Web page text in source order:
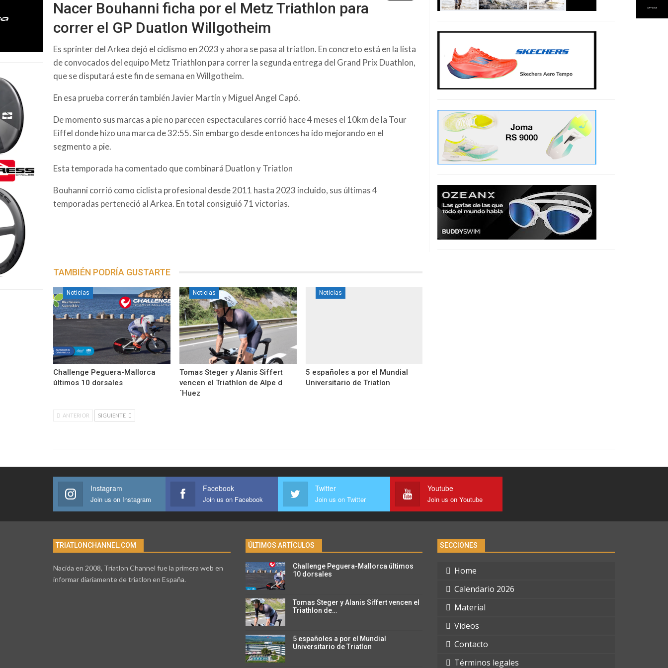
Nacer Bouhanni ficha por el Metz Triathlon para
correr el GP Duatlon Willgotheim
Es sprinter del Arkea dejó el ciclismo en 2023 y ahora se pasa al triatlon. En concreto está en la lista
de convocados del equipo Metz Triathlon para correr la segunda entrega del Grand Prix Duathlon,
que se disputará este fin de semana en Willgotheim.
En esa prueba correrán también Javier Martín y Miguel Angel Capó.
De momento sus marcas a pie no parecen espectaculares corrió hace 4 meses el 10km de la Tour
Eiffel donde hizo una marca de 32:55. Sin embargo desde entonces ha ido mejorando en el
segmento a pie.
Esta temporada ha comentado que combinará Duatlon y Triatlon
Bouhanni corrió como ciclista profesional desde 2011 hasta 2023 incluido, sus últimas 4
temporadas perteneció al Arkea. En total consiguió 71 victorias.
TAMBIÉN PODRÍA GUSTARTE
Noticias
Challenge Peguera-Mallorca
últimos 10 dorsales
Noticias
Tomas Steger y Alanis Siffert
vencen el Triathlon de Alpe d
´Huez
Noticias
5 españoles a por el Mundial
Universitario de Triatlon
ANTERIOR SIGUIENTE
Instagram
Join us on Instagram
Facebook
Join us on Facebook
Twitter
Join us on Twitter
Youtube
Join us on Youtube
TRIATLONCHANNEL.COM
Nacida en 2008, Triatlon Channel fue la primera web en
informar diariamente de triatlon en España.
ÚLTIMOS ARTÍCULOS
Challenge Peguera-Mallorca últimos
10 dorsales
Tomas Steger y Alanis Siffert vencen el
Triathlon de…
5 españoles a por el Mundial
Universitario de Triatlon
SECCIONES
Home
Calendario 2026
Material
Vídeos
Contacto
Términos legales